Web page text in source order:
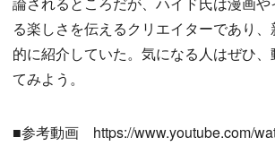
る楽しさを伝えるクリエイターであり
的に紹介していた。気になる人はぜひ
てみよう。
■参考動画 https://www.youtube.com/